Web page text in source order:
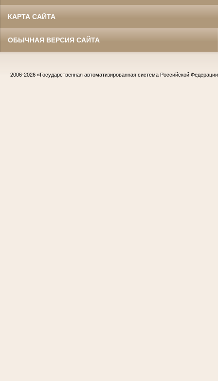
КАРТА САЙТА
ОБЫЧНАЯ ВЕРСИЯ САЙТА
2006-2026 «Государственная автоматизированная система Российской